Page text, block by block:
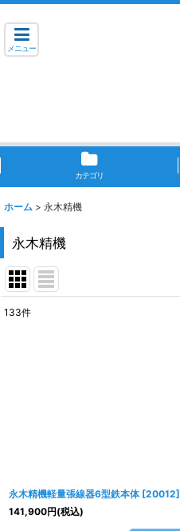
メニュー
カテゴリ
ホーム > 永木精機
永木精機
133件
永木精機軽量張線器6型鉄本体 [20012]
141,900円(税込)